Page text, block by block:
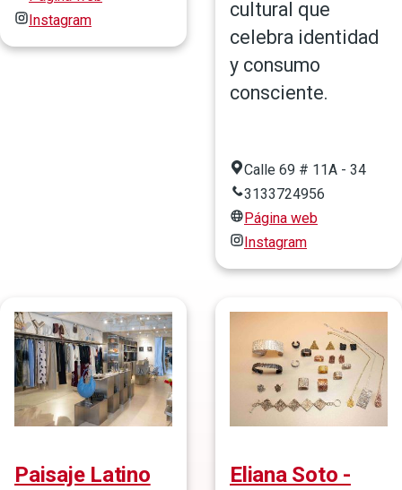
Instagram
cultural que
celebra identidad
y consumo
consciente.
Calle 69 # 11A - 34
3133724956
Página web
Instagram
Paisaje Latino
Eliana Soto -